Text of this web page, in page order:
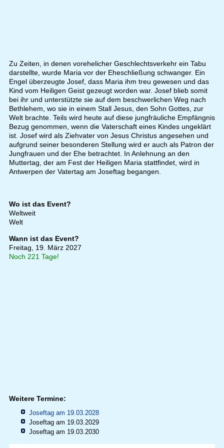
Zu Zeiten, in denen vorehelicher Geschlechtsverkehr ein Tabu
darstellte, wurde Maria vor der Eheschließung schwanger. Ein
Engel überzeugte Josef, dass Maria ihm treu gewesen und das
Kind vom Heiligen Geist gezeugt worden war. Josef blieb somit
bei ihr und unterstützte sie auf dem beschwerlichen Weg nach
Bethlehem, wo sie in einem Stall Jesus, den Sohn Gottes, zur
Welt brachte. Teils wird heute auf diese jungfräuliche Empfängnis
Bezug genommen, wenn die Vaterschaft eines Kindes ungeklärt
ist. Josef wird als Ziehvater von Jesus Christus angesehen und
aufgrund seiner besonderen Stellung wird er auch als Patron der
Jungfrauen und der Ehe betrachtet. In Anlehnung an den
Muttertag, der am Fest der Heiligen Maria stattfindet, wird in
Antwerpen der Vatertag am Joseftag begangen.
Wo ist das Event?
Weltweit
Welt
Wann ist das Event?
Freitag, 19. März 2027
Noch 221 Tage!
Weitere Termine:
Joseftag am 19.03.2028
Joseftag am 19.03.2029
Joseftag am 19.03.2030